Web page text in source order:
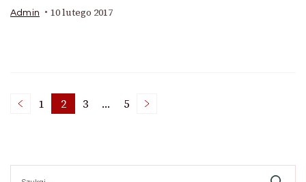
Admin 10 lutego 2017
Stronicowanie
wpisów
Strona
1 Strona
2 Strona
3 … Strona
5